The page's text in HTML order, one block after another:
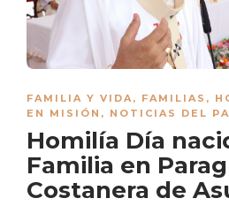
FAMILIA Y VIDA, FAMILIAS ,
EN MISIÓN , NOTICIAS DEL
Homilía Día
Familia en
Costanera de